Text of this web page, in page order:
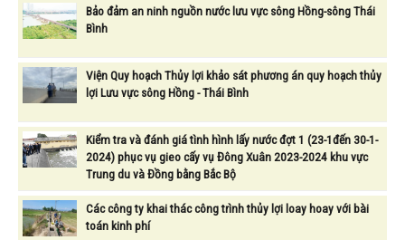
Bảo đảm an ninh nguồn nước lưu vực sông Hồng-sông Thái
Bình
Viện Quy hoạch Thủy lợi khảo sát phương án quy hoạch thủy
lợi Lưu vực sông Hồng - Thái Bình
Kiểm tra và đánh giá tình hình lấy nước đợt 1 (23-1đến 30-1-
2024) phục vụ gieo cấy vụ Đông Xuân 2023-2024 khu vực
Trung du và Đồng bằng Bắc Bộ
Các công ty khai thác công trình thủy lợi loay hoay với bài
toán kinh phí